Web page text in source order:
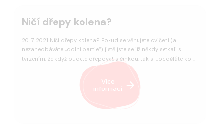
Ničí dřepy kolena?
20. 7. 2021 Ničí dřepy kolena? Pokud se věnujete cvičení (a
nezanedbáváte ‚‚dolní partie‘‘) jistě jste se již někdy setkali s
tvrzením, že když budete dřepovat s činkou, tak si ‚‚odděláte kol…
Více
informací